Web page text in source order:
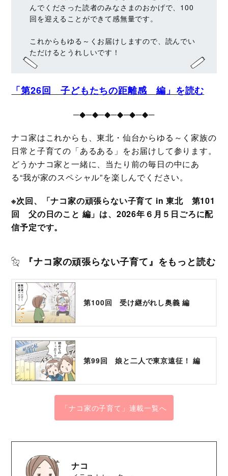
んでくださった読者のみなさまのおかげで、100
回を迎えることができて感無量です。
これからもゆる～くお届けしますので、読んでい
ただけるとうれしいです！
「第26回 子どもたちの距離感 編」を読む
─◆─◆─◆─◆─◆─◆─
ナコ家はこれからも、東北・仙台からゆる～く家族の
日常と子育ての「あるある」をお届けして参ります。
どうかナコ家と一緒に、当たり前の毎日の中にあ
る“我が家のスペシャル”を楽しんでください。
※次回、「ナコ家の頑張らない子育て in 東北 第101
回 父の日のこと 編」は、2026年６月５日ごろに配
信予定です。
『ナコ家の頑張らない子育て』をもっと読む
第100回 受け継がれし奥義 編
第99回 娘と二人で東京遠征！ 編
「ナコ家の子育て」連載一覧へ
ナコ